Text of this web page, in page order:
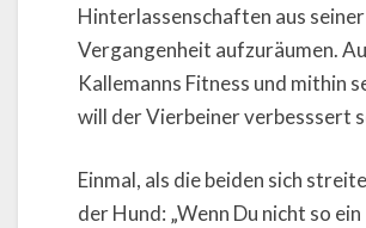
Hinterlassenschaften aus seiner
Vergangenheit aufzuräumen.
Kallemanns Fitness und mithin
will der Vierbeiner verbesssert
Einmal, als die beiden sich
der Hund: „Wenn Du nicht so ein